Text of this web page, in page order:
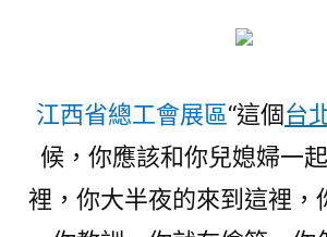
江西省總工會展區“這個台
候，你應該和你兒媳婦一
裡，你大半夜的來到這裡，